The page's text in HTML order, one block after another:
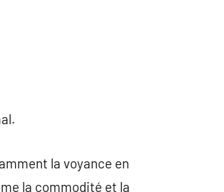
la voyance en
la commodité et la